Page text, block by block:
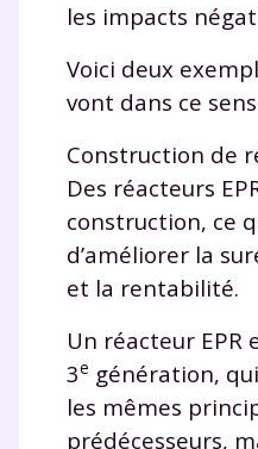
les impacts
Voici deux
vont dans ce
Construction de
Des réacteurs
construction, ce
d’améliorer la
et la rentabilité.
Un réacteur EPR
3e génération,
les mêmes
prédécesseurs,